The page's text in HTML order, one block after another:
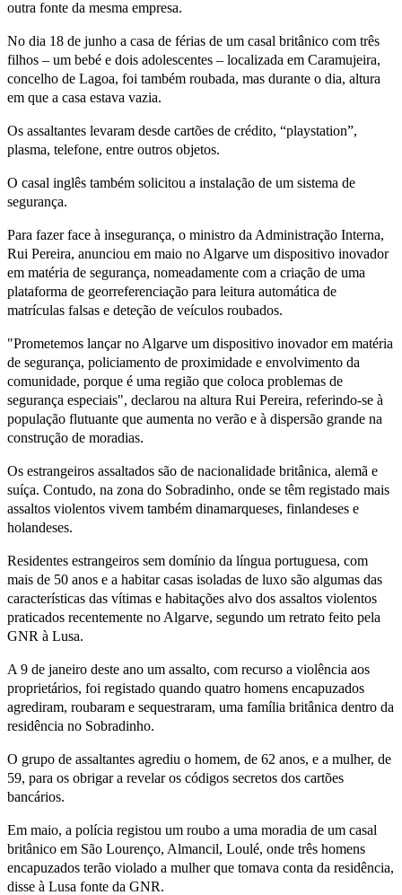
outra fonte da mesma empresa.
No dia 18 de junho a casa de férias de um casal britânico com três
filhos – um bebé e dois adolescentes – localizada em Caramujeira,
concelho de Lagoa, foi também roubada, mas durante o dia, altura
em que a casa estava vazia.
Os assaltantes levaram desde cartões de crédito, “playstation”,
plasma, telefone, entre outros objetos.
O casal inglês também solicitou a instalação de um sistema de
segurança.
Para fazer face à insegurança, o ministro da Administração Interna,
Rui Pereira, anunciou em maio no Algarve um dispositivo inovador
em matéria de segurança, nomeadamente com a criação de uma
plataforma de georreferenciação para leitura automática de
matrículas falsas e deteção de veículos roubados.
"Prometemos lançar no Algarve um dispositivo inovador em matéria
de segurança, policiamento de proximidade e envolvimento da
comunidade, porque é uma região que coloca problemas de
segurança especiais", declarou na altura Rui Pereira, referindo-se à
população flutuante que aumenta no verão e à dispersão grande na
construção de moradias.
Os estrangeiros assaltados são de nacionalidade britânica, alemã e
suíça. Contudo, na zona do Sobradinho, onde se têm registado mais
assaltos violentos vivem também dinamarqueses, finlandeses e
holandeses.
Residentes estrangeiros sem domínio da língua portuguesa, com
mais de 50 anos e a habitar casas isoladas de luxo são algumas das
características das vítimas e habitações alvo dos assaltos violentos
praticados recentemente no Algarve, segundo um retrato feito pela
GNR à Lusa.
A 9 de janeiro deste ano um assalto, com recurso a violência aos
proprietários, foi registado quando quatro homens encapuzados
agrediram, roubaram e sequestraram, uma família britânica dentro da
residência no Sobradinho.
O grupo de assaltantes agrediu o homem, de 62 anos, e a mulher, de
59, para os obrigar a revelar os códigos secretos dos cartões
bancários.
Em maio, a polícia registou um roubo a uma moradia de um casal
britânico em São Lourenço, Almancil, Loulé, onde três homens
encapuzados terão violado a mulher que tomava conta da residência,
disse à Lusa fonte da GNR.